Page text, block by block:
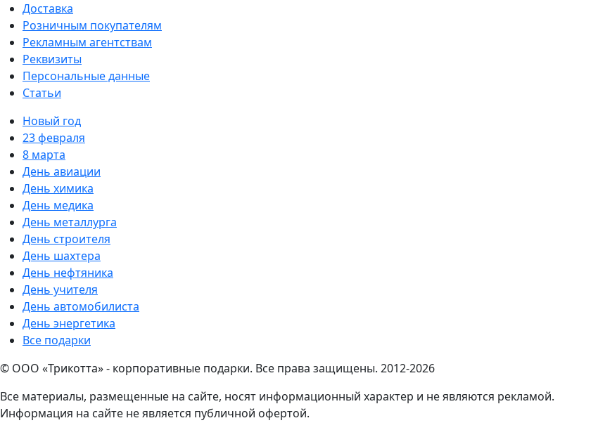
Доставка
Розничным покупателям
Рекламным агентствам
Реквизиты
Персональные данные
Статьи
Новый год
23 февраля
8 марта
День авиации
День химика
День медика
День металлурга
День строителя
День шахтера
День нефтяника
День учителя
День автомобилиста
День энергетика
Все подарки
© ООО «Трикотта» - корпоративные подарки. Все права защищены. 2012-2026
Все материалы, размещенные на сайте, носят информационный характер и не являются рекламой.
Информация на сайте не является публичной офертой.